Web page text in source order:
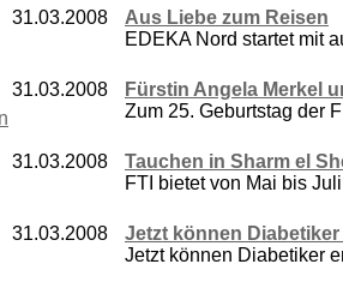
31.03.2008
Aus Liebe zum Reisen
EDEKA Nord startet mit
31.03.2008
Fürstin Angela Merkel
Zum 25. Geburtstag der
31.03.2008
Tauchen in Sharm el
FTI bietet von Mai bis
31.03.2008
Jetzt können
Jetzt können Diabetiker